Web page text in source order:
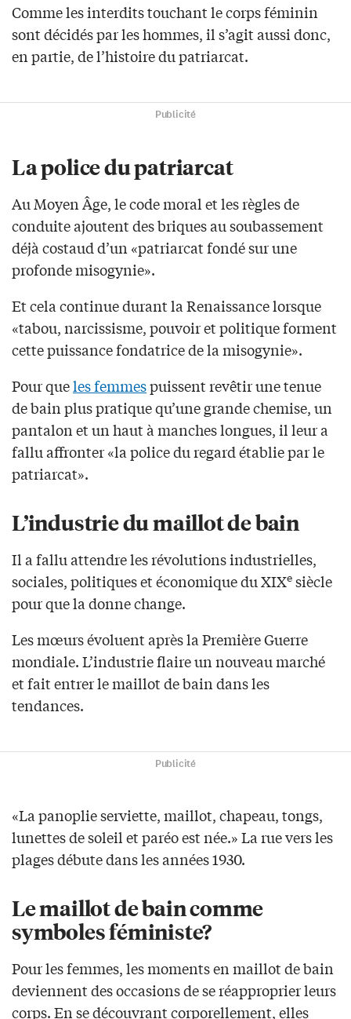
Comme les interdits touchant le corps féminin
sont décidés par les hommes, il s’agit aussi donc,
en partie, de l’histoire du patriarcat.
Publicité
La police du patriarcat
Au Moyen Âge, le code moral et les règles de
conduite ajoutent des briques au soubassement
déjà costaud d’un «patriarcat fondé sur une
profonde misogynie».
Et cela continue durant la Renaissance lorsque
«tabou, narcissisme, pouvoir et politique forment
cette puissance fondatrice de la misogynie».
Pour queles femmespuissent revêtir une tenue
de bain plus pratique qu’une grande chemise, un
pantalon et un haut à manches longues, il leur a
fallu affronter «la police du regard établie par le
patriarcat».
L’industrie du maillot de bain
Il a fallu attendre les révolutions industrielles,
sociales, politiques et économique du XIXe siècle
pour que la donne change.
Les mœurs évoluent après la Première Guerre
mondiale. L’industrie flaire un nouveau marché
et fait entrer le maillot de bain dans les
tendances.
Publicité
«La panoplie serviette, maillot, chapeau, tongs,
lunettes de soleil et paréo est née.» La rue vers les
plages débute dans les années 1930.
Le maillot de bain comme
symboles féministe?
Pour les femmes, les moments en maillot de bain
deviennent des occasions de se réapproprier leurs
corps. En se découvrant corporellement, elles